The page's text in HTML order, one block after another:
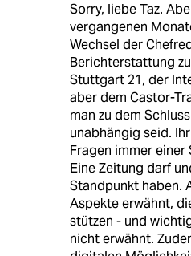
Sorry, liebe Taz.
vergangenen
Wechsel der
Berichterstattung
Stuttgart 21, der
aber dem Castor-
man zu dem
unabhängig seid.
Fragen immer
Eine Zeitung darf
Standpunkt haben.
Aspekte erwähnt,
stützen - und
nicht erwähnt.